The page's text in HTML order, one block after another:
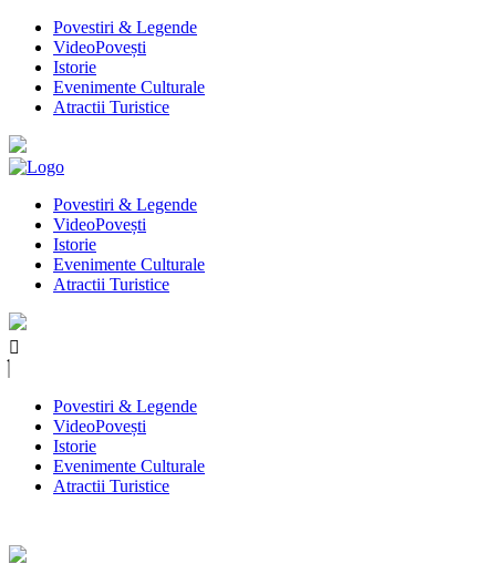
Povestiri & Legende
VideoPovești
Istorie
Evenimente Culturale
Atractii Turistice
Povestiri & Legende
VideoPovești
Istorie
Evenimente Culturale
Atractii Turistice
Povestiri & Legende
VideoPovești
Istorie
Evenimente Culturale
Atractii Turistice